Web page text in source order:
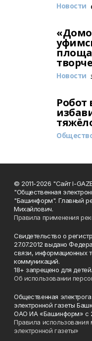
Новости
Новости
Робот
© 2011-2026 "Сайт I-
"Общественная
"Башинформ". Главный
Михайлович.
Правила применения
Свидетельство о
27.07.2012 выдано
связи, информационных
коммуникаций.
18+ запрещено для детей.
Об использовании
Общественная
электронной газеты
ОАО ИА «Башинформ» с
Правила
электронной газеты»